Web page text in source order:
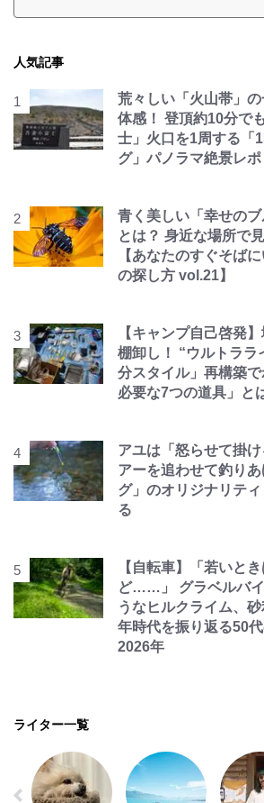
人気記事
荒々しい「火山帯」
体感！ 登頂約10分で
士」火口を1周する「
グ」パノラマ絶景レポ
青く美しい「幸せの
とは？ 身近な場所で
【あなたのすぐそば
の探し方 vol.21】
【キャンプ自己啓発
棚卸し！ “ウルトララ
分スタイル」再構築
必要な7つの道具」と
アユは「怒らせて掛
アーを追わせて釣り
グ」のオリジナリテ
る
【自転車】「若いと
ど……」 グラベルバ
うなヒルクライム、
年時代を振り返る50
2026年
ライター一覧